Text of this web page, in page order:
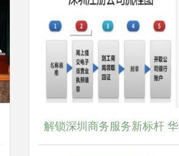
解锁深圳商务服务新标杆 华